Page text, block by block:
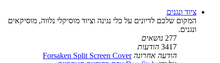
ציוד ונגנים
המקום שלכם לדיונים על כלי נגינה וציוד מוסיקלי נלווה, מוסיקאים
ונגנים.
277 נושאים
3417 הודעות
הודעה אחרונה Forsaken Split Screen Cover